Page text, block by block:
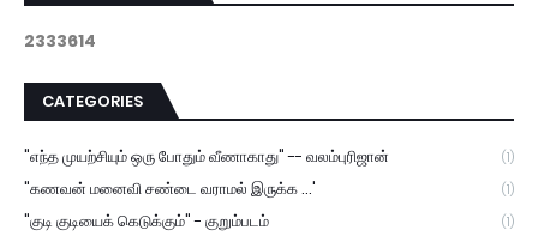
2333614
CATEGORIES
"எந்த முயற்சியும் ஒரு போதும் வீணாகாது" -- வலம்புரிஜான் (1)
"கணவன் மனைவி சண்டை வராமல் இருக்க ...' (1)
"குடி குடியைக் கெடுக்கும்" - குறும்படம் (1)